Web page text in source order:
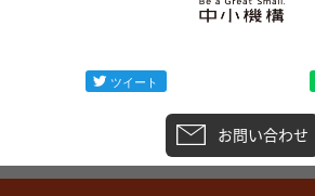
お問い合わせ